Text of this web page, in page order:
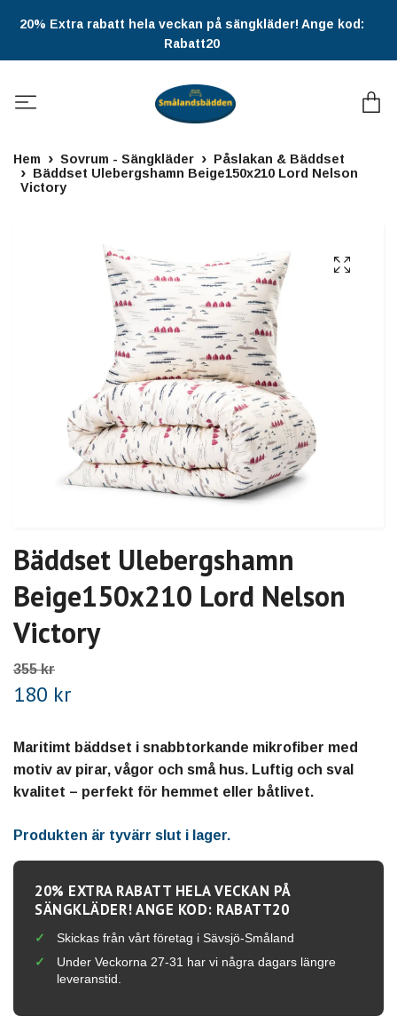
20% Extra rabatt hela veckan på sängkläder! Ange kod:
Rabatt20
Hem Sovrum - Sängkläder
Påslakan & Bäddset
Bäddset Ulebergshamn Beige150x210 Lord Nelson
Victory
Bäddset Ulebergshamn
Beige150x210 Lord Nelson
Victory
355 kr
180 kr
Maritimt bäddset i snabbtorkande mikrofiber med
motiv av pirar, vågor och små hus. Luftig och sval
kvalitet – perfekt för hemmet eller båtlivet.
Produkten är tyvärr slut i lager.
20% EXTRA RABATT HELA VECKAN PÅ
SÄNGKLÄDER! ANGE KOD: RABATT20
Skickas från vårt företag i Sävsjö-Småland
Under Veckorna 27-31 har vi några dagars längre
leveranstid.